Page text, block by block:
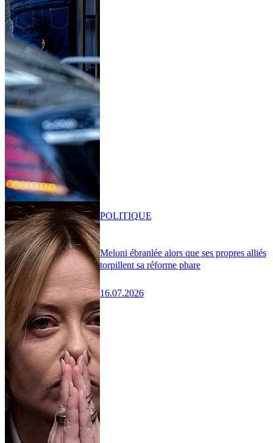
Meloni ébranlée alors que ses propres alliés
torpillent sa réforme phare
16.07.2026
POLITIQUE